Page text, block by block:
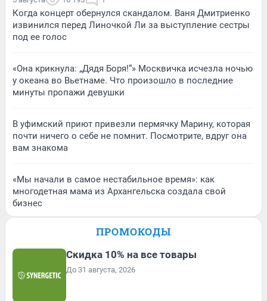
Когда концерт обернулся скандалом. Ваня Дмитриенко
извинился перед Линочкой Ли за выступление сестры
под ее голос
«Она крикнула: „Дядя Боря!“» Москвичка исчезла ночью
у океана во Вьетнаме. Что произошло в последние
минуты пропажи девушки
В уфимский приют привезли пермячку Марину, которая
почти ничего о себе не помнит. Посмотрите, вдруг она
вам знакома
«Мы начали в самое нестабильное время»: как
многодетная мама из Архангельска создала свой
бизнес
ПРОМОКОДЫ
Скидка 10% на все товары
До 31 августа, 2026